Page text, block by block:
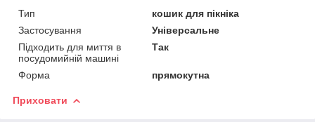
Тип
кошик для пікніка
Застосування
Універсальне
Підходить для миття в
посудомийній машині
Так
Форма прямокутна
Приховати